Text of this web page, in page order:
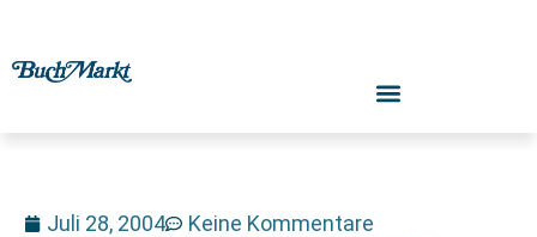
Juli 28, 2004 Keine Kommentare